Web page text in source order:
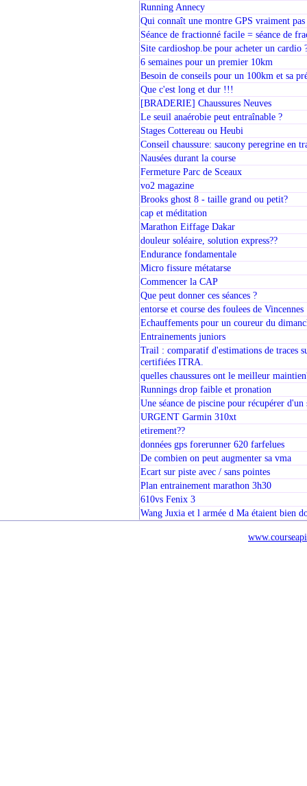
Running Annecy
Qui connaît une montre GPS vraiment pas
Séance de fractionné facile = séance de
Site cardioshop.be pour acheter un cardio
6 semaines pour un premier 10km
Besoin de conseils pour un 100km et sa
Que c'est long et dur !!!
[BRADERIE] Chaussures Neuves
Le seuil anaérobie peut entraînable ?
Stages Cottereau ou Heubi
Conseil chaussure: saucony peregrine en
Nausées durant la course
Fermeture Parc de Sceaux
vo2 magazine
Brooks ghost 8 - taille grand ou petit?
cap et méditation
Marathon Eiffage Dakar
douleur soléaire, solution express??
Endurance fondamentale
Micro fissure métatarse
Commencer la CAP
Que peut donner ces séances ?
entorse et course des foulees de Vincennes
Echauffements pour un coureur du
Entrainements juniors
Trail : comparatif d'estimations de traces
certifiées ITRA.
quelles chaussures ont le meilleur
Runnings drop faible et pronation
Une séance de piscine pour récupérer d'un
URGENT Garmin 310xt
etirement??
données gps forerunner 620 farfelues
De combien on peut augmenter sa vma
Ecart sur piste avec / sans pointes
Plan entrainement marathon 3h30
610vs Fenix 3
Wang Juxia et l armée d Ma étaient bien